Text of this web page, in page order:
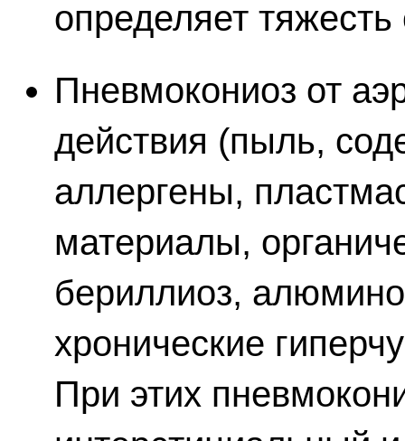
определяет
Пневмокониоз от
действия (пыль,
аллергены,
материалы,
бериллиоз,
хронические
При этих